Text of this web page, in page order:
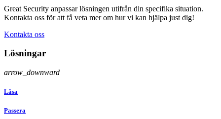
Great Security anpassar lösningen utifrån din specifika situation.
Kontakta oss för att få veta mer om hur vi kan hjälpa just dig!
Kontakta oss
Lösningar
arrow_downward
Låsa
Passera